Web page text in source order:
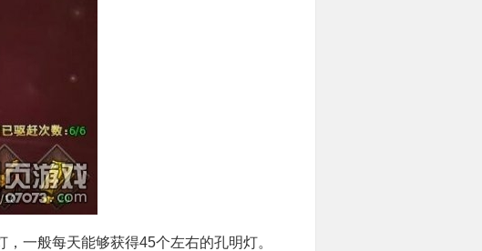
一般每天能够获得45个左右的孔明灯。